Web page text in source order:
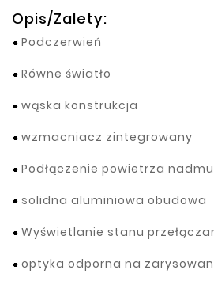
Opis/Zalety:
Podczerwień
Równe światło
wąska konstrukcja
wzmacniacz zintegrowany
Podłączenie powietrza
solidna aluminiowa obudowa
Wyświetlanie stanu
optyka odporna na